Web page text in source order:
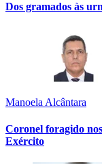
Dos gramados às
Manoela Alcântara
Coronel foragido
Exército